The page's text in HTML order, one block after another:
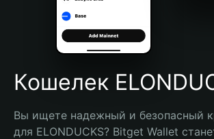
Português (Brasil)
Español (Argentina)
Кошелек
Вы ищете надежный и безопасный
для ELONDUCKS? Bitget Wallet